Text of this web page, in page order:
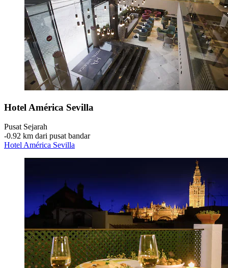
Hotel América Sevilla
Pusat Sejarah
‐0.92 km dari pusat bandar
Hotel América Sevilla